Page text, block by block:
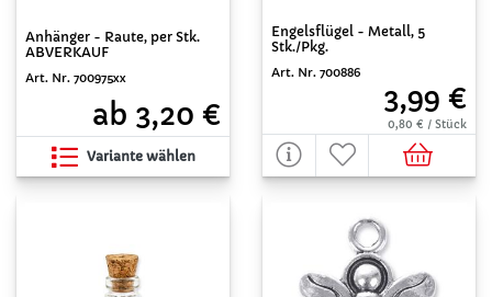
Anhänger - Raute, per Stk.
ABVERKAUF
Art. Nr. 700975xx
ab 3,20 €
Variante wählen
Engelsflügel - Metall, 5
Stk./Pkg.
Art. Nr. 700886
3,99 €
0,80 € / Stück